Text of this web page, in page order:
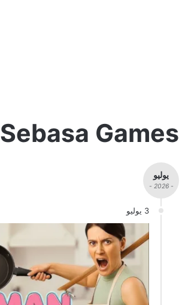
Sebasa Games
يوليو
- 2026 -
3 يوليو